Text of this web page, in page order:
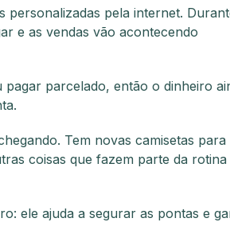
personalizadas pela internet.
e as vendas vão acontecendo
parcelado, então o dinheiro
Tem novas camisetas para
coisas que fazem parte da rotina
ele ajuda a segurar as pontas e